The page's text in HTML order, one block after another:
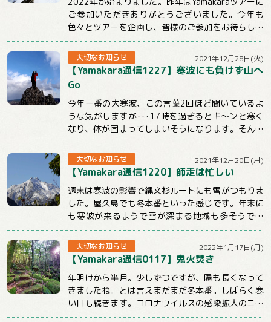
ご参加いただきありがとうございました。今年も
色々とツアーを企画し、皆様のご参加をお待ちして
おります。引き続きYamakaraを...
大切なお知らせ 2021年12月28日(火)
【Yamakara通信1227】寒波にも負けず山へ
Go
今年一番の大寒波、この言葉2回ほど聞いているよ
うな気がしますが･･･17時を過ぎるとキ～ンと寒く
なり、体が固まってしまいそうになります。そんな
時こそ体を動かしてぽかぽかにしないとだめ...
大切なお知らせ 2021年12月20日(月)
【Yamakara通信1220】師走は忙しい
週末は寒波の影響で縄文杉ルートにも雪がつもりま
した。屋久島でも冬本番といった感じです。年末に
も寒波が来るようで雪が深まる地域も多そうです
ね。今週のメルマガはnewツアーや屋久島ツアー...
大切なお知らせ 2022年1月17日(月)
【Yamakara通信0117】鬼火焚き
年明けから半月。少しずつですが、陽も長くなって
きましたね。とは言えまだまだ冬本番。しばらく寒
い日も続きます。コロナウイルスの感染拡大のニュ
ースも気になる状況ですが、体調管理と感染対策...